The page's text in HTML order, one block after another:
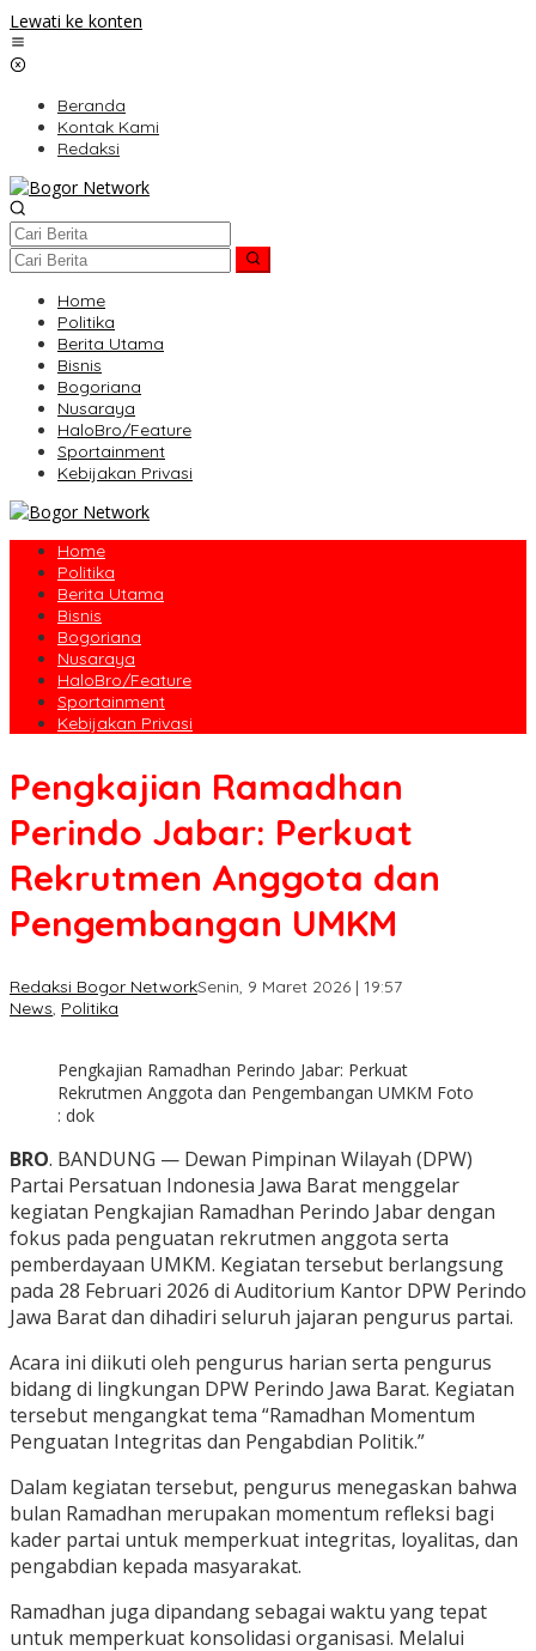
Lewati ke konten
Beranda
Kontak Kami
Redaksi
Home
Politika
Berita Utama
Bisnis
Bogoriana
Nusaraya
HaloBro/Feature
Sportainment
Kebijakan Privasi
Home
Politika
Berita Utama
Bisnis
Bogoriana
Nusaraya
HaloBro/Feature
Sportainment
Kebijakan Privasi
Pengkajian Ramadhan
Perindo Jabar: Perkuat
Rekrutmen Anggota dan
Pengembangan UMKM
Redaksi Bogor NetworkSenin, 9 Maret 2026 | 19:57
News, Politika
Pengkajian Ramadhan Perindo Jabar: Perkuat
Rekrutmen Anggota dan Pengembangan UMKM Foto
: dok
BRO. BANDUNG — Dewan Pimpinan Wilayah (DPW)
Partai Persatuan Indonesia Jawa Barat menggelar
kegiatan Pengkajian Ramadhan Perindo Jabar dengan
fokus pada penguatan rekrutmen anggota serta
pemberdayaan UMKM. Kegiatan tersebut berlangsung
pada 28 Februari 2026 di Auditorium Kantor DPW Perindo
Jawa Barat dan dihadiri seluruh jajaran pengurus partai.
Acara ini diikuti oleh pengurus harian serta pengurus
bidang di lingkungan DPW Perindo Jawa Barat. Kegiatan
tersebut mengangkat tema “Ramadhan Momentum
Penguatan Integritas dan Pengabdian Politik.”
Dalam kegiatan tersebut, pengurus menegaskan bahwa
bulan Ramadhan merupakan momentum refleksi bagi
kader partai untuk memperkuat integritas, loyalitas, dan
pengabdian kepada masyarakat.
Ramadhan juga dipandang sebagai waktu yang tepat
untuk memperkuat konsolidasi organisasi. Melalui